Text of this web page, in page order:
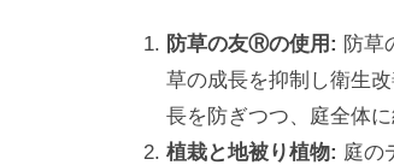
防草の友Ⓡの使用: 防草
草の成長を抑制し衛生
長を防ぎつつ、庭全体
植栽と地被り植物: 庭の